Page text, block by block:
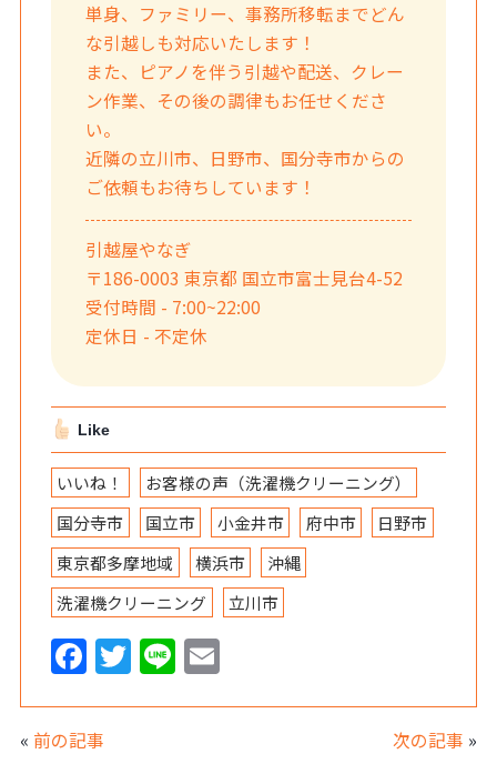
単身、ファミリー、事務所移転までどん
な引越しも対応いたします！
また、ピアノを伴う引越や配送、クレー
ン作業、その後の調律もお任せくださ
い。
近隣の立川市、日野市、国分寺市からの
ご依頼もお待ちしています！
引越屋やなぎ
〒186-0003 東京都 国立市富士見台4-52
受付時間 - 7:00~22:00
定休日 - 不定休
Like
いいね！
お客様の声（洗濯機クリーニング）
国分寺市
国立市 小金井市 府中市
日野市
東京都多摩地域
横浜市
沖縄
洗濯機クリーニング
立川市
F
a
c
e
T
w
Li
n
E
« 前の記事 次の記事 »